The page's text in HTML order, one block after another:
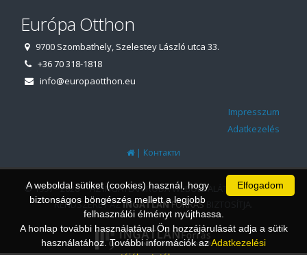
Európa Otthon
9700 Szombathely, Szelestey László utca 33.
+36 70 318-1818
info@europaotthon.eu
Impresszum
Adatkezelés
| Контакти
© 1997 - 2026 AZ INGATLANIRODA WEBOLDALÁT ÉS ÜGYVITELI
RENDSZERÉT AZINGATLANFORRÁSBIZTOSÍTJA.
Elfogadom
A weboldal sütiket (cookies) használ, hogy
biztonságos böngészés mellett a legjobb
felhasználói élményt nyújthassa.
A honlap további használatával Ön hozzájárulását adja a sütik
használatához. További információk azAdatkezelési